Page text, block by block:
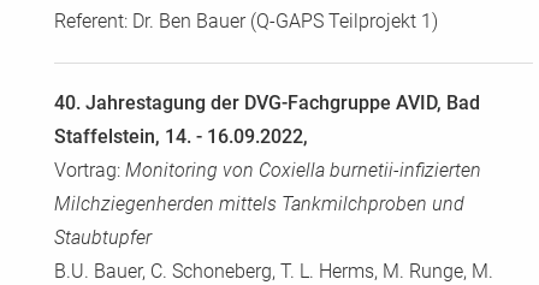
Referent: Dr. Ben Bauer (Q-GAPS Teilprojekt 1)
40. Jahrestagung der DVG-Fachgruppe AVID, Bad
Staffelstein, 14. - 16.09.2022,
Vortrag: Monitoring von Coxiella burnetii-infizierten
Milchziegenherden mittels Tankmilchproben und
Staubtupfer
B.U. Bauer, C. Schoneberg, T. L. Herms, M. Runge, M.